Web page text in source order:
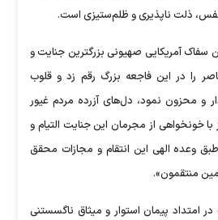
نفس، ذلت ناپذیری و ظلم‌ستیزی است.
سفاک آمریکایی صهیونی بزرگترین جنایت و
را در این فاجعه بزرگ رقم زد و قلوب
و محزون نمود، دل‌های آزرده مردم غیور
با خونخواهی از مجرمان این جنایت التیام و
وعده الهی این انتقام و مجازات محقق
منتقمون».
امتداد پیمان استوار و میثاق ناگسستنی